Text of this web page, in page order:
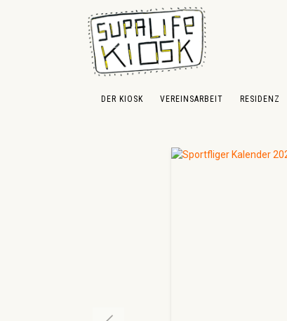
Hauptinhalt springen
Zur Suche springen
Zur Hauptnavigation springen
DER KIOSK VEREINSARBEIT RESIDENZ